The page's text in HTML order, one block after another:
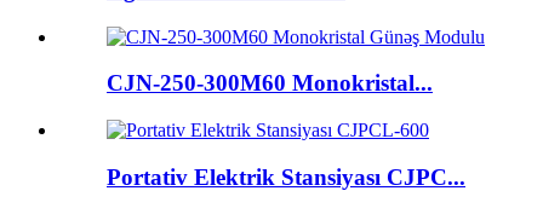
CJN-250-300M60 Monokristal...
Portativ Elektrik Stansiyası CJPC...